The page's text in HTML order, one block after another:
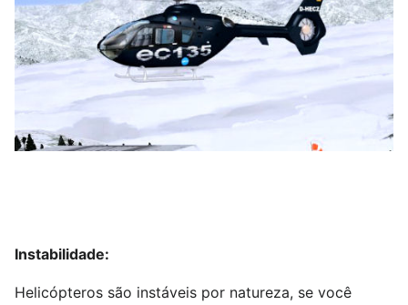
Instabilidade:
Helicópteros são instáveis por natureza, se você